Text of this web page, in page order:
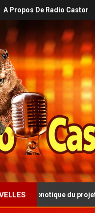
A Propos De Radio Castor
du projet costaricien